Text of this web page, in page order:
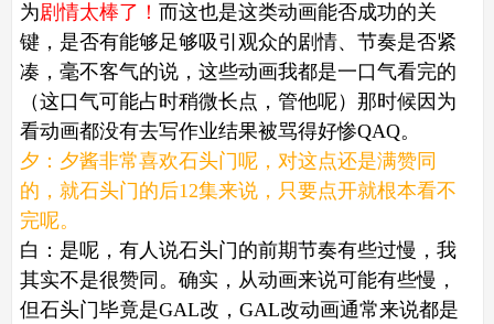
为剧情太棒了！ 而这也是这类动画能否成功的关
键，是否有能够足够吸引观众的剧情、节奏是否紧
凑，毫不客气的说，这些动画我都是一口气看完的
（这口气可能占时稍微长点，管他呢）那时候因为
看动画都没有去写作业结果被骂得好惨QAQ。
夕：夕酱非常喜欢石头门呢，对这点还是满赞同
的，就石头门的后12集来说，只要点开就根本看不
完呢。
白：是呢，有人说石头门的前期节奏有些过慢，我
其实不是很赞同。确实，从动画来说可能有些慢，
但石头门毕竟是GAL改，GAL改动画通常来说都是